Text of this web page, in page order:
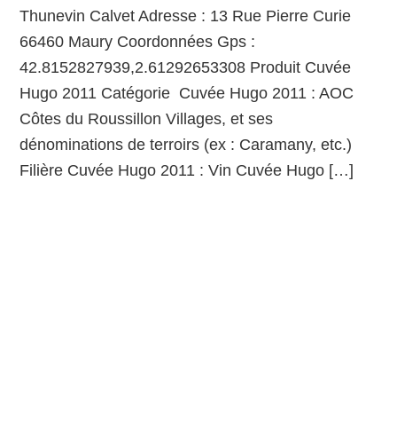
Thunevin Calvet Adresse : 13 Rue Pierre Curie
66460 Maury Coordonnées Gps :
42.8152827939,2.61292653308 Produit Cuvée
Hugo 2011 Catégorie Cuvée Hugo 2011 : AOC
Côtes du Roussillon Villages, et ses
dénominations de terroirs (ex : Caramany, etc.)
Filière Cuvée Hugo 2011 : Vin Cuvée Hugo […]